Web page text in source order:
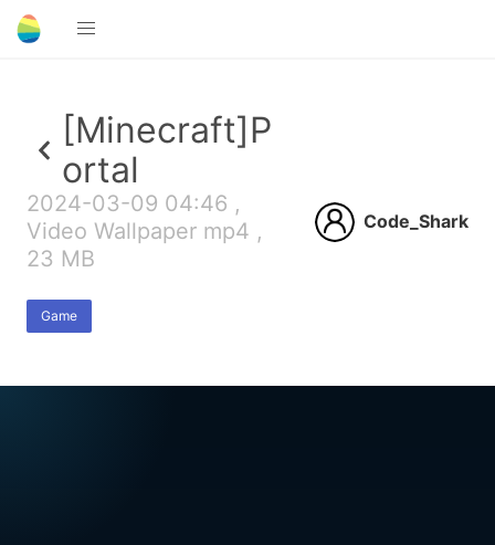
[Minecraft]P
ortal
2024-03-09 04:46 ,
Video Wallpaper mp4 ,
23 MB
Game
Code_Shark